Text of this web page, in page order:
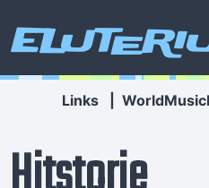
Links